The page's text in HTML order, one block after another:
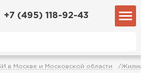
+7 (495) 118-92-43
в Москве и Московской области